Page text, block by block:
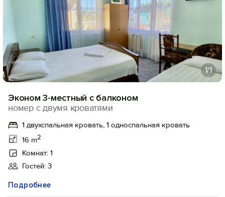
1/1
Эконом 3-местный с балконом
номер с двумя кроватями
1 двухспальная кровать, 1 односпальная кровать
16 m2
Комнат: 1
Гостей: 3
Подробнее